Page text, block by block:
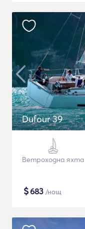
Dufour 39
Ветроходна яхта
$683 /нощ